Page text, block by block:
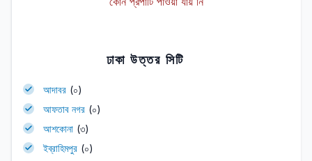
ঢাকা উত্তর সিটি
আদাবর (০)
আফতাব নগর (০)
আশকোনা (৩)
ইব্রাহিমপুর (০)